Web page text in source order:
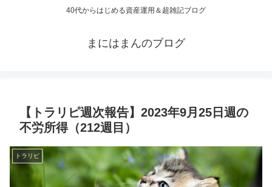
40代からはじめる資産運用＆超雑記ブログ
まにはまんのブログ
【トラリピ週次報告】2023年9月25日週の
不労所得（212週目）
トラリピ